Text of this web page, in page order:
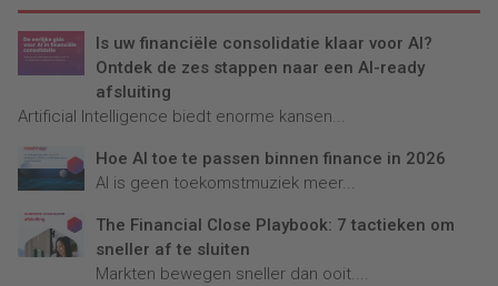
Is uw financiële consolidatie klaar voor AI?
Ontdek de zes stappen naar een AI-ready
afsluiting
Artificial Intelligence biedt enorme kansen...
Hoe AI toe te passen binnen finance in 2026
AI is geen toekomstmuziek meer...
The Financial Close Playbook: 7 tactieken om
sneller af te sluiten
Markten bewegen sneller dan ooit....